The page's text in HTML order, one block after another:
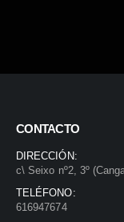
CONTACTO
DIRECCIÓN:
c\ Seixo nº2, 3º
TELÉFONO:
616947674